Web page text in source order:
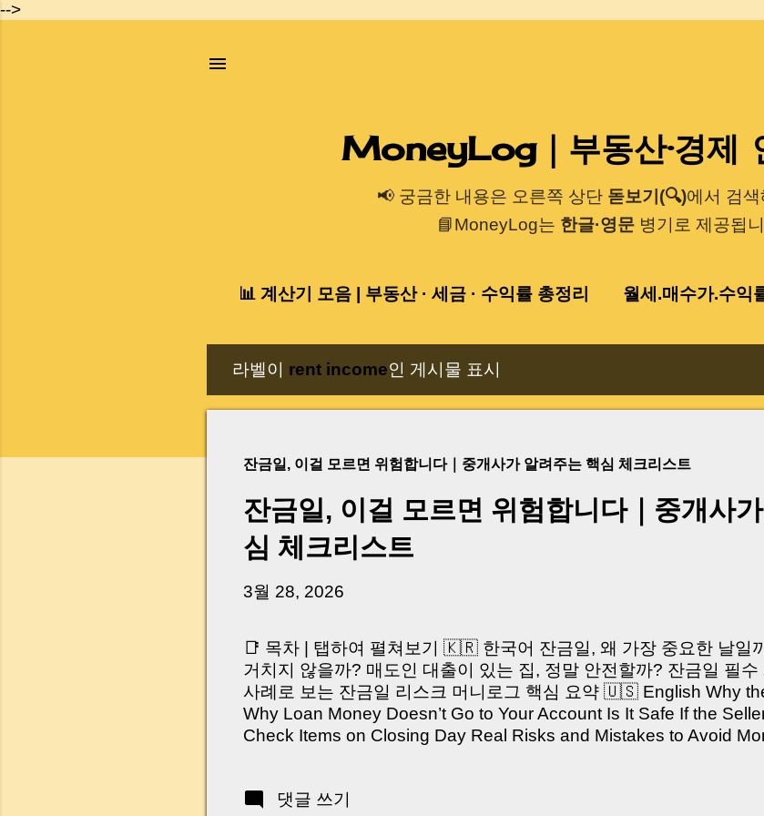
-->
기본 콘텐츠로 건너뛰기
MoneyLog｜부동산·경제
📢 궁금한 내용은 오른쪽 상단돋보기(🔍)에서 검색
📘MoneyLog는 한글·영문 병기로 제공됩
📊 계산기 모음 | 부동산 · 세금 · 수익률 총정리 월세.매수가.수익
라벨이 rent income인 게시물 표시
잔금일, 이걸 모르면 위험합니다｜중개사가 알려주는 핵심 체크리스트
잔금일, 이걸 모르면 위험합니다｜중개사
심 체크리스트
3월 28, 2026
📑 목차 | 탭하여 펼쳐보기 🇰🇷 한국어 잔금일, 왜 가장 중요한 날일
거치지 않을까? 매도인 대출이 있는 집, 정말 안전할까? 잔금일 필
사례로 보는 잔금일 리스크 머니로그 핵심 요약 🇺🇸 English Why
Why Loan Money Doesn’t Go to Your Account Is It Safe If the
Check Items on Closing Day Real Risks and Mistakes to Avoid
억 원이 한 번에 움직이는 가장 긴장되는 순간 입니다. 실제로 제가
댓글 쓰기